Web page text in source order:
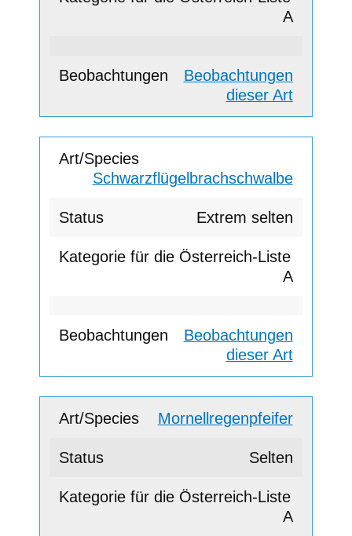
A
Beobachtungen
dieser Art
Schwarzflügelbrachschwalbe
Extrem selten
A
Beobachtungen
dieser Art
Mornellregenpfeifer
Selten
A